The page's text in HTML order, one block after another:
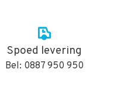
Spoed levering
Bel: 0887 950 950